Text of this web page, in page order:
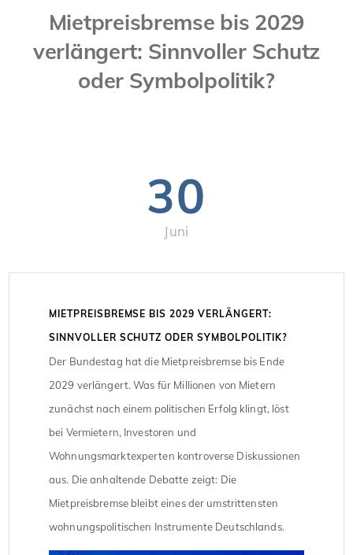
Mietpreisbremse bis 2029
verlängert: Sinnvoller Schutz
oder Symbolpolitik?
30
Juni
MIETPREISBREMSE BIS 2029 VERLÄNGERT:
SINNVOLLER SCHUTZ ODER SYMBOLPOLITIK?
Der Bundestag hat die Mietpreisbremse bis Ende
2029 verlängert. Was für Millionen von Mietern
zunächst nach einem politischen Erfolg klingt, löst
bei Vermietern, Investoren und
Wohnungsmarktexperten kontroverse Diskussionen
aus. Die anhaltende Debatte zeigt: Die
Mietpreisbremse bleibt eines der umstrittensten
wohnungspolitischen Instrumente Deutschlands.